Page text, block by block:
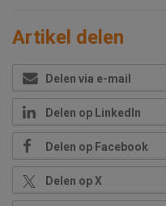
Artikel delen
Delen via e-mail
Delen op LinkedIn
Delen op Facebook
Delen op X